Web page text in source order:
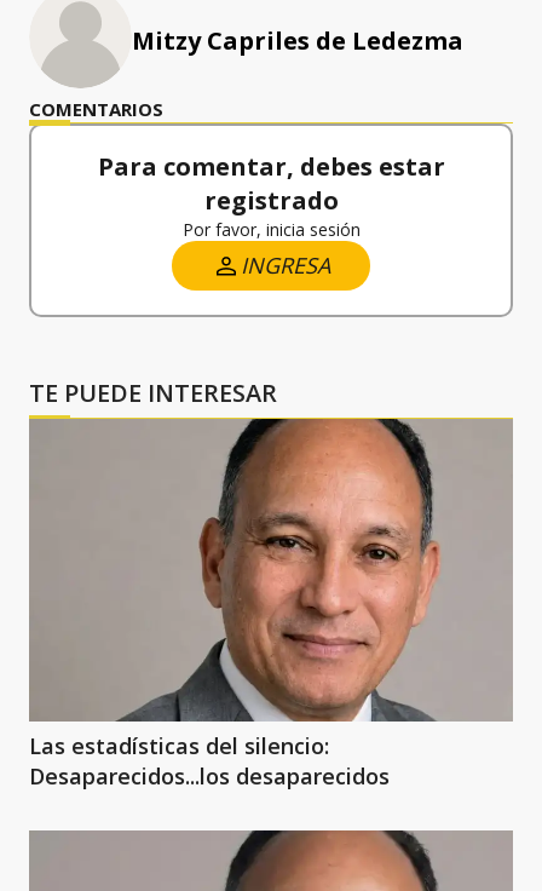
Mitzy Capriles de Ledezma
COMENTARIOS
Para comentar, debes estar
registrado
Por favor, inicia sesión
INGRESA
TE PUEDE INTERESAR
Las estadísticas del silencio:
Desaparecidos...los desaparecidos